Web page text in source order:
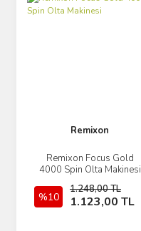
Remixon
Remixon Focus Gold
4000 Spin Olta Makinesi
%10
1.248,00 TL
1.123,00 TL
İncele
Sepete Ekle